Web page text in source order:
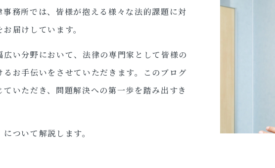
務所では、皆様が抱える様々な法的課題に対
届けしています。
い分野において、法律の専門家として皆様の
お手伝いをさせていただきます。このブログ
いただき、問題解決への第一歩を踏み出すき
ついて解説します。